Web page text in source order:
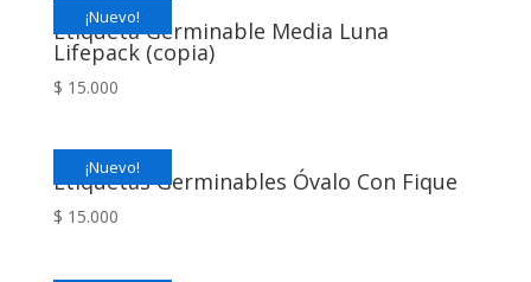
¡Nuevo!
Etiqueta Germinable Media Luna
Lifepack (copia)
$ 15.000
¡Nuevo!
Etiquetas Germinables Óvalo Con Fique
$ 15.000